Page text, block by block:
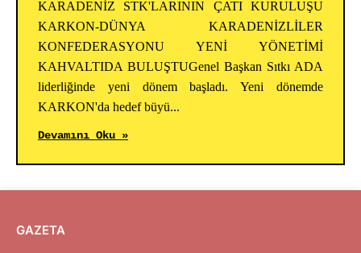
KARADENİZ STK'LARININ ÇATI KURULUŞU
KARKON-DÜNYA KARADENİZLİLER
KONFEDERASYONU YENİ YÖNETİMİ
KAHVALTIDA BULUŞTUGenel Başkan Sıtkı ADA
liderliğinde yeni dönem başladı. Yeni dönemde
KARKON'da hedef büyü...
Devamını Oku »
GAZETA